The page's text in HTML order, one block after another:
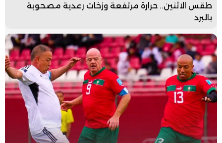
طقس الاثنين.. حرارة مرتفعة وزخات رعدية مصحوبة
بالبرد